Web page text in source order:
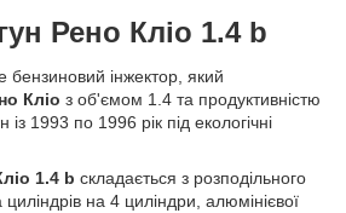
Рено Кліо 1.4 b
інжектор, який
Кліо з об'ємом 1.4 та продуктивністю
1993 по 1996 рік під екологічні
1.4 b складається з розподільного
на 4 циліндри, алюмінієвої